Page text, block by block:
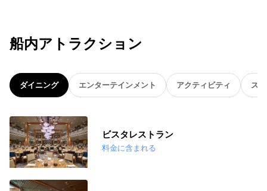
船内アトラクション
ダイニング エンターテインメント アクティビティ ス
ビスタレストラン
料金に含まれる